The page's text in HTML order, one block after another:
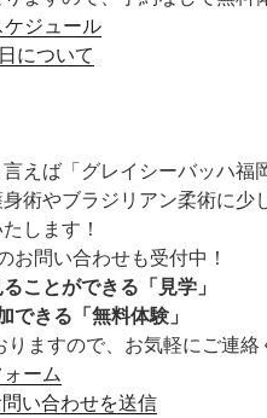
ケジュール
について
えば「グレイシーバッハ福
術やブラジリアン柔術に少
します！
問い合わせも受付中！
ことができる「見学」
できる「無料体験」
ますので、お気軽にご連絡
ーム
い合わせを送信